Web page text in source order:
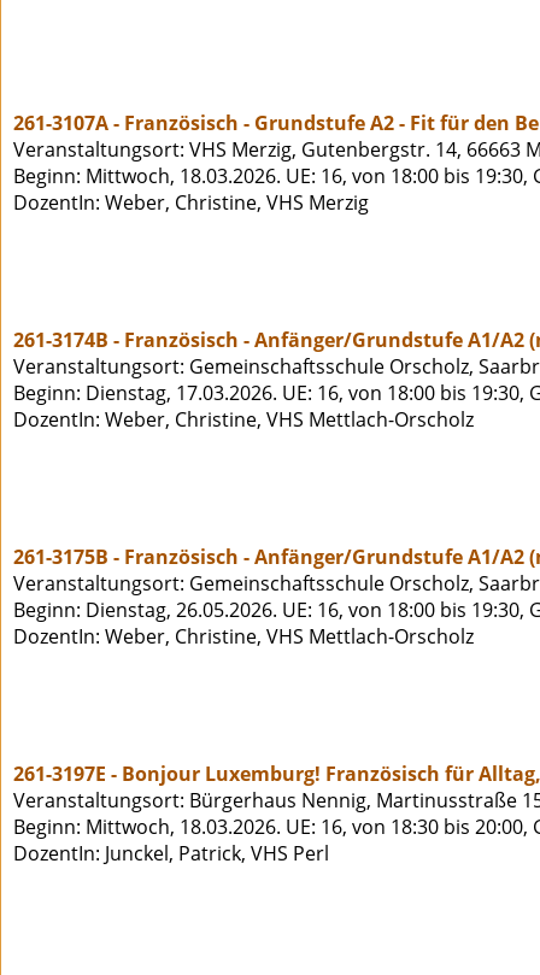
261-3107A - Französisch - Grundstufe A2 - Fit für den
Veranstaltungsort: VHS Merzig, Gutenbergstr. 14, 66663
Beginn: Mittwoch, 18.03.2026. UE: 16, von 18:00 bis 19:30,
DozentIn: Weber, Christine, VHS Merzig
261-3174B - Französisch - Anfänger/Grundstufe A1/
Veranstaltungsort: Gemeinschaftsschule Orscholz,
Beginn: Dienstag, 17.03.2026. UE: 16, von 18:00 bis 19:30,
DozentIn: Weber, Christine, VHS Mettlach-Orscholz
261-3175B - Französisch - Anfänger/Grundstufe A1/
Veranstaltungsort: Gemeinschaftsschule Orscholz,
Beginn: Dienstag, 26.05.2026. UE: 16, von 18:00 bis 19:30,
DozentIn: Weber, Christine, VHS Mettlach-Orscholz
261-3197E - Bonjour Luxemburg! Französisch für
Veranstaltungsort: Bürgerhaus Nennig, Martinusstraße
Beginn: Mittwoch, 18.03.2026. UE: 16, von 18:30 bis 20:00,
DozentIn: Junckel, Patrick, VHS Perl